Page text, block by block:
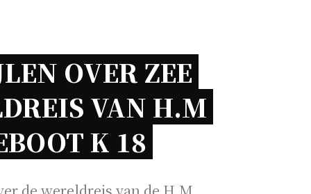
OVER ZEE
VAN H.M
K 18